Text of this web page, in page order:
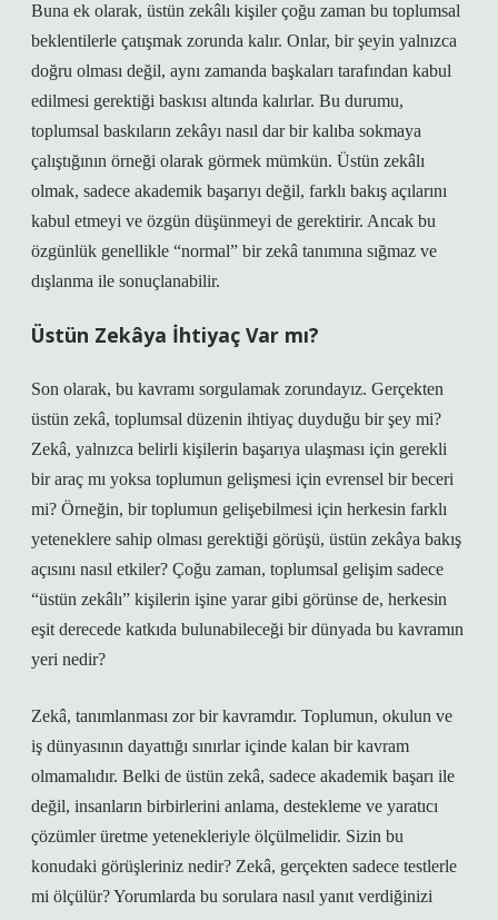
Buna ek olarak, üstün zekâlı kişiler çoğu zaman bu toplumsal
beklentilerle çatışmak zorunda kalır. Onlar, bir şeyin yalnızca
doğru olması değil, aynı zamanda başkaları tarafından kabul
edilmesi gerektiği baskısı altında kalırlar. Bu durumu,
toplumsal baskıların zekâyı nasıl dar bir kalıba sokmaya
çalıştığının örneği olarak görmek mümkün. Üstün zekâlı
olmak, sadece akademik başarıyı değil, farklı bakış açılarını
kabul etmeyi ve özgün düşünmeyi de gerektirir. Ancak bu
özgünlük genellikle “normal” bir zekâ tanımına sığmaz ve
dışlanma ile sonuçlanabilir.
Üstün Zekâya İhtiyaç Var mı?
Son olarak, bu kavramı sorgulamak zorundayız. Gerçekten
üstün zekâ, toplumsal düzenin ihtiyaç duyduğu bir şey mi?
Zekâ, yalnızca belirli kişilerin başarıya ulaşması için gerekli
bir araç mı yoksa toplumun gelişmesi için evrensel bir beceri
mi? Örneğin, bir toplumun gelişebilmesi için herkesin farklı
yeteneklere sahip olması gerektiği görüşü, üstün zekâya bakış
açısını nasıl etkiler? Çoğu zaman, toplumsal gelişim sadece
“üstün zekâlı” kişilerin işine yarar gibi görünse de, herkesin
eşit derecede katkıda bulunabileceği bir dünyada bu kavramın
yeri nedir?
Zekâ, tanımlanması zor bir kavramdır. Toplumun, okulun ve
iş dünyasının dayattığı sınırlar içinde kalan bir kavram
olmamalıdır. Belki de üstün zekâ, sadece akademik başarı ile
değil, insanların birbirlerini anlama, destekleme ve yaratıcı
çözümler üretme yetenekleriyle ölçülmelidir. Sizin bu
konudaki görüşleriniz nedir? Zekâ, gerçekten sadece testlerle
mi ölçülür? Yorumlarda bu sorulara nasıl yanıt verdiğinizi